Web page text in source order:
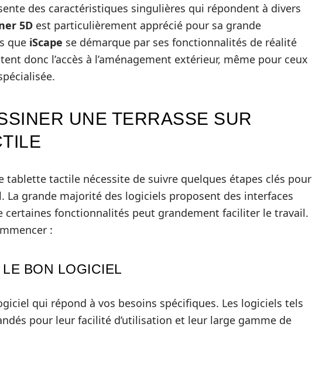
des caractéristiques singulières qui répondent à divers
5D est particulièrement apprécié pour sa grande
que iScape se démarque par ses fonctionnalités de réalité
donc l’accès à l’aménagement extérieur, même pour ceux
UNE TERRASSE SUR
tablette tactile nécessite de suivre quelques étapes clés pour
grande majorité des logiciels proposent des interfaces
certaines fonctionnalités peut grandement faciliter le travail.
:
BON LOGICIEL
qui répond à vos besoins spécifiques. Les logiciels tels
pour leur facilité d’utilisation et leur large gamme de